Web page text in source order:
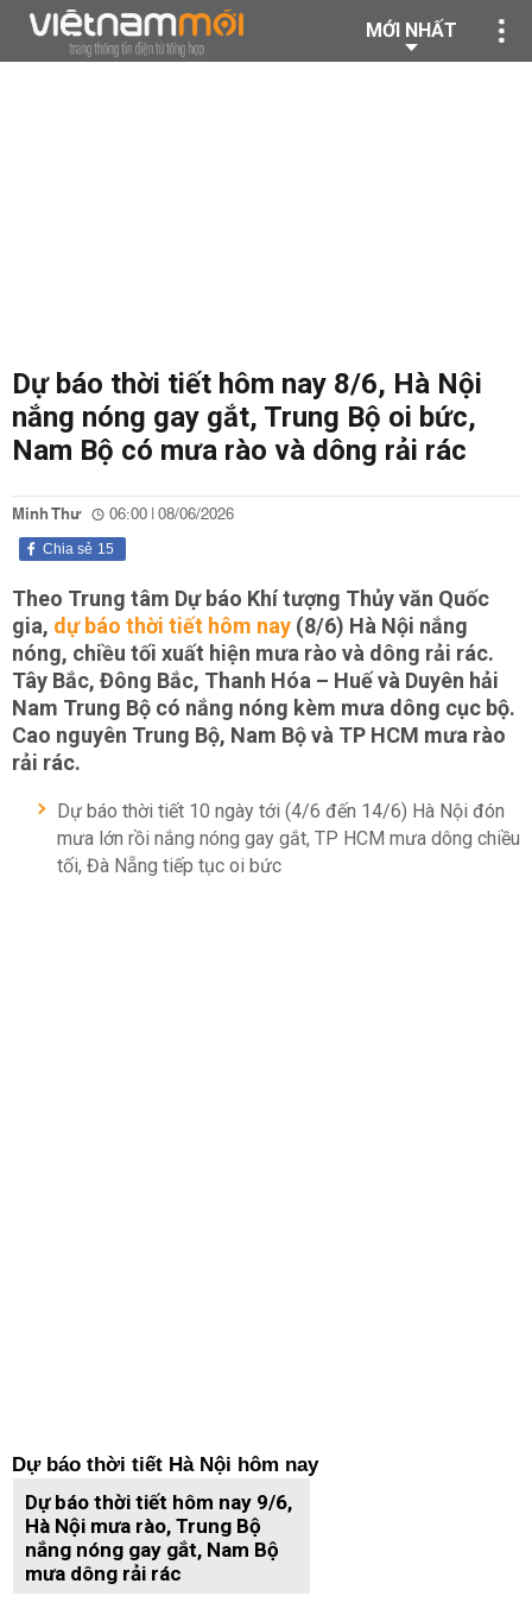
MỚI NHẤT
Dự báo thời tiết hôm nay 8/6, Hà Nội
nắng nóng gay gắt, Trung Bộ oi bức,
Nam Bộ có mưa rào và dông rải rác
Minh Thư 06:00 | 08/06/2026
15
Chia sẻ
Theo Trung tâm Dự báo Khí tượng Thủy văn Quốc
gia, dự báo thời tiết hôm nay (8/6) Hà Nội nắng
nóng, chiều tối xuất hiện mưa rào và dông rải rác.
Tây Bắc, Đông Bắc, Thanh Hóa – Huế và Duyên hải
Nam Trung Bộ có nắng nóng kèm mưa dông cục bộ.
Cao nguyên Trung Bộ, Nam Bộ và TP HCM mưa rào
rải rác.
Dự báo thời tiết 10 ngày tới (4/6 đến 14/6) Hà Nội đón
mưa lớn rồi nắng nóng gay gắt, TP HCM mưa dông chiều
tối, Đà Nẵng tiếp tục oi bức
Dự báo thời tiết Hà Nội hôm nay
Dự báo thời tiết hôm nay 9/6,
Hà Nội mưa rào, Trung Bộ
nắng nóng gay gắt, Nam Bộ
mưa dông rải rác